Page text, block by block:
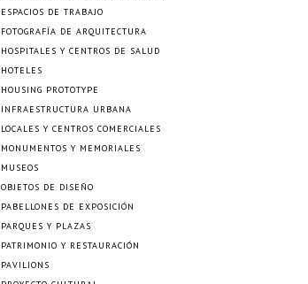
ESPACIOS DE TRABAJO
FOTOGRAFÍA DE ARQUITECTURA
HOSPITALES Y CENTROS DE SALUD
HOTELES
HOUSING PROTOTYPE
INFRAESTRUCTURA URBANA
LOCALES Y CENTROS COMERCIALES
MONUMENTOS Y MEMORIALES
MUSEOS
OBJETOS DE DISEÑO
PABELLONES DE EXPOSICIÓN
PARQUES Y PLAZAS
PATRIMONIO Y RESTAURACIÓN
PAVILIONS